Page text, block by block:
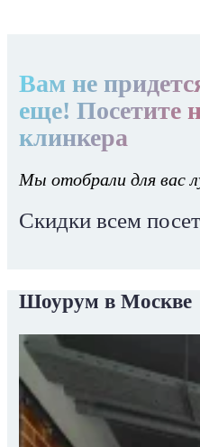
Вам не
еще!
клинкера
Мы отобрали для вас
Скидки всем
Шоурум в Москве